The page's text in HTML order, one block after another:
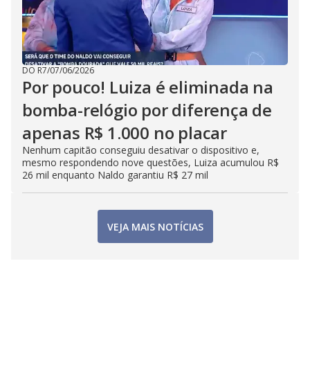
DO R7/07/06/2026
Por pouco! Luiza é eliminada na
bomba-relógio por diferença de
apenas R$ 1.000 no placar
Nenhum capitão conseguiu desativar o dispositivo e,
mesmo respondendo nove questões, Luiza acumulou R$
26 mil enquanto Naldo garantiu R$ 27 mil
VEJA MAIS NOTÍCIAS